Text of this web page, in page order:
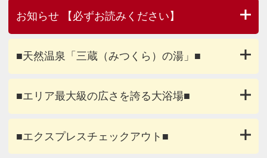
お知らせ 【必ずお読みください】
■天然温泉「三蔵（みつくら）の湯」■
■エリア最大級の広さを誇る大浴場■
■エクスプレスチェックアウト■